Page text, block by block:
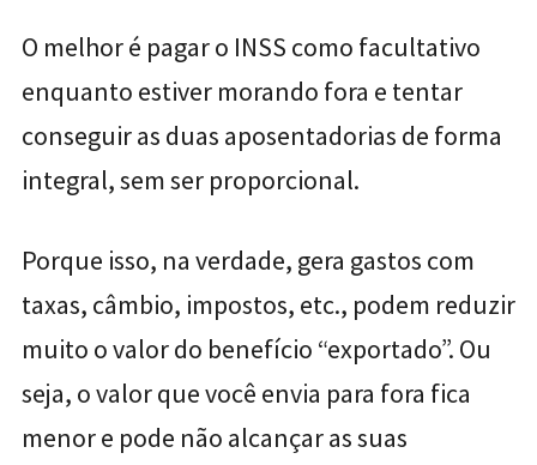
O melhor é pagar o INSS como facultativo
enquanto estiver morando fora e tentar
conseguir as duas aposentadorias de forma
integral, sem ser proporcional.
Porque isso, na verdade, gera gastos com
taxas, câmbio, impostos, etc., podem reduzir
muito o valor do benefício “exportado”. Ou
seja, o valor que você envia para fora fica
menor e pode não alcançar as suas